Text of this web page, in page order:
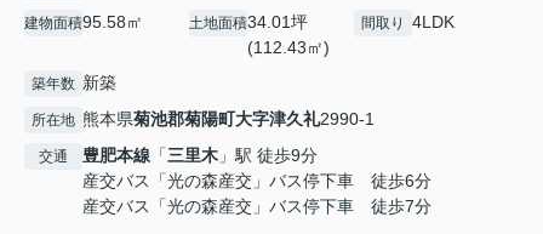
建物面積95.58㎡ 土地面積34.01坪
(112.43㎡)
間取り 4LDK
築年数 新築
所在地 熊本県菊池郡菊陽町大字津久礼2990-1
交通 豊肥本線 「三里木 」駅 徒歩9分
産交バス「光の森産交」バス停下車 徒歩6分
産交バス「光の森産交」バス停下車 徒歩7分